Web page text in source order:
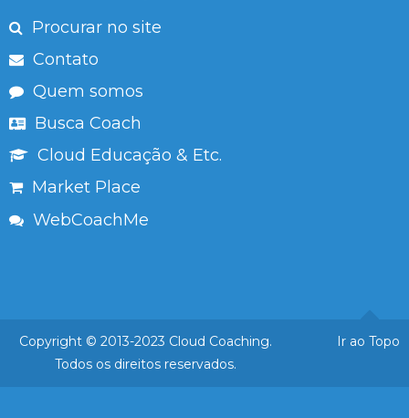
Procurar no site
Contato
Quem somos
Busca Coach
Cloud Educação & Etc.
Market Place
WebCoachMe
Ir ao Topo
Copyright © 2013-2023 Cloud Coaching.
Todos os direitos reservados.